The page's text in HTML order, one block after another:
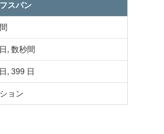
スパン
, 数秒間
, 399 日
ョン